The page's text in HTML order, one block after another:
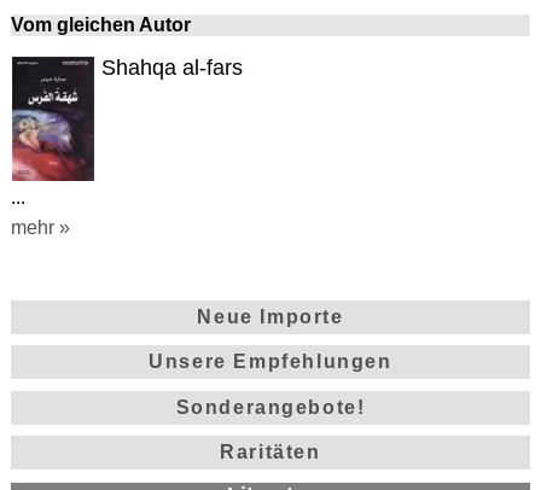
Vom gleichen Autor
Shahqa al-fars
...
mehr »
Neue Importe
Unsere Empfehlungen
Sonderangebote!
Raritäten